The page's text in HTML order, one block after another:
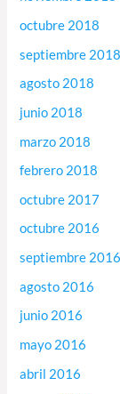
octubre 2018
septiembre 2018
agosto 2018
junio 2018
marzo 2018
febrero 2018
octubre 2017
octubre 2016
septiembre 2016
agosto 2016
junio 2016
mayo 2016
abril 2016